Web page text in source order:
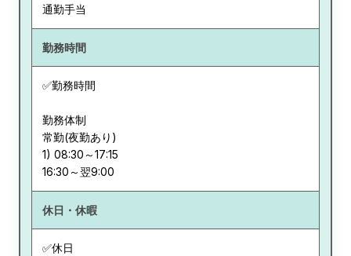
通勤手当
勤務時間
✅勤務時間
勤務体制
常勤(夜勤あり)
1) 08:30～17:15
休日・休暇
✅休日